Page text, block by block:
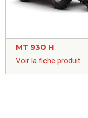
MT 930 H
Voir la fiche produit